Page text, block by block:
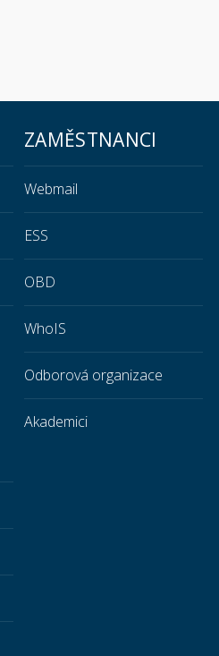
ZAMĚSTNANCI
Webmail
ESS
OBD
WhoIS
Odborová organizace
Akademici